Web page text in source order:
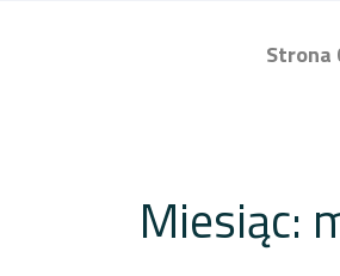
Strona
Miesiąc: